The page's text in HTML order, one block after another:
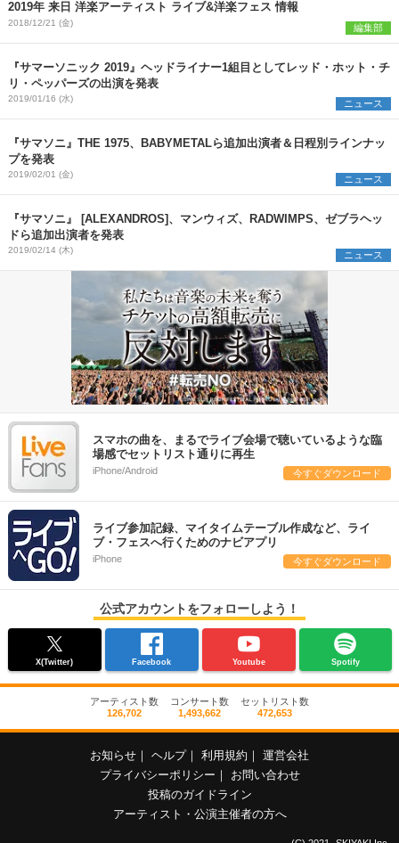
2019年 来日 洋楽アーティスト ライブ&洋楽フェス 情報
2018/12/21 (金) 編集部
『サマーソニック 2019』ヘッドライナー1組目としてレッド・ホット・チ
リ・ペッパーズの出演を発表
2019/01/16 (水) ニュース
『サマソニ』THE 1975、BABYMETALら追加出演者＆日程別ラインナッ
プを発表
2019/02/01 (金) ニュース
『サマソニ』 [ALEXANDROS]、マンウィズ、RADWIMPS、ゼブラヘッ
ドら追加出演者を発表
2019/02/14 (木) ニュース
スマホの曲を、まるでライブ会場で聴いているような臨
場感でセットリスト通りに再生
iPhone/Android 今すぐダウンロード
ライブ参加記録、マイタイムテーブル作成など、ライ
ブ・フェスへ行くためのナビアプリ
iPhone 今すぐダウンロード
公式アカウントをフォローしよう！
X(Twitter) Facebook Youtube Spotify
アーティスト数
126,702
コンサート数
1,493,662
セットリスト数
472,653
お知らせ ヘルプ 利用規約
運営会社
プライバシーポリシー
お問い合わせ
投稿のガイドライン
アーティスト・公演主催者の方へ